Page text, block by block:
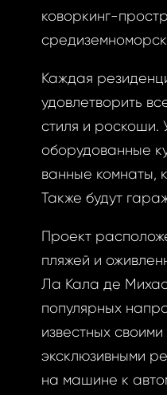
коворкинг-
Каждая
удовлетворить
стиля и роскоши.
оборудованные
ванные комнаты,
Также будут
Проект
пляжей и
Ла Кала де
популярных
известных
эксклюзивными
на машине к
ПОЧТЕ
ссылку на
где вы можете
пароль.